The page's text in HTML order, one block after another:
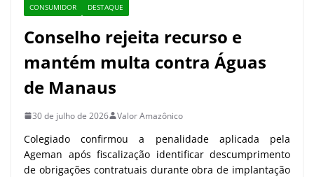
CONSUMIDOR DESTAQUE
Conselho rejeita recurso e
mantém multa contra Águas
de Manaus
30 de julho de 2026 Valor Amazônico
Colegiado confirmou a penalidade aplicada pela
Ageman após fiscalização identificar descumprimento
de obrigações contratuais durante obra de implantação